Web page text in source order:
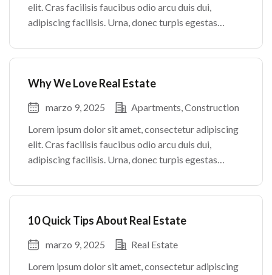
elit. Cras facilisis faucibus odio arcu duis dui,
adipiscing facilisis. Urna, donec turpis egestas
justo odio parturient mauris curabitur lorem in.
Why We Love Real Estate
marzo 9, 2025 Apartments Construction
Lorem ipsum dolor sit amet, consectetur adipiscing
elit. Cras facilisis faucibus odio arcu duis dui,
adipiscing facilisis. Urna, donec turpis egestas
justo odio parturient mauris curabitur lorem in.
10 Quick Tips About Real Estate
marzo 9, 2025
Real Estate
Lorem ipsum dolor sit amet, consectetur adipiscing